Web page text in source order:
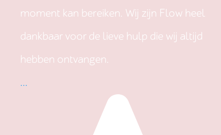
moment kan bereiken. Wij zijn Flow heel
dankbaar voor de lieve hulp die wij altijd
hebben ontvangen.
...